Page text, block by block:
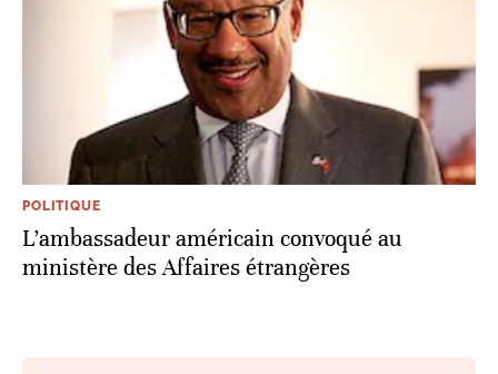
POLITIQUE
L’ambassadeur américain convoqué au
ministère des Affaires étrangères